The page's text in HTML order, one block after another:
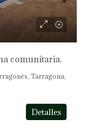
comunitaria.
Tarragona,
Detalles